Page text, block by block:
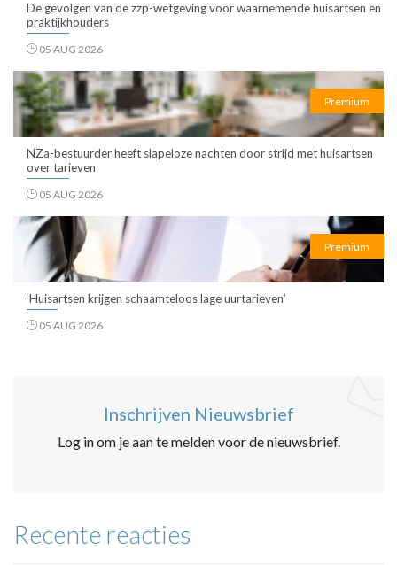
De gevolgen van de zzp-wetgeving voor waarnemende huisartsen en
praktijkhouders
05 AUG 2026
Premium
NZa-bestuurder heeft slapeloze nachten door strijd met huisartsen
over tarieven
05 AUG 2026
Premium
‘Huisartsen krijgen schaamteloos lage uurtarieven’
05 AUG 2026
Inschrijven Nieuwsbrief
Log in om je aan te melden voor de nieuwsbrief.
Recente reacties